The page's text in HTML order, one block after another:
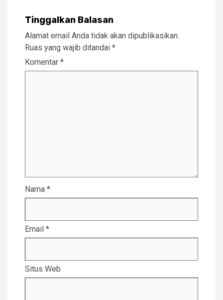
Tinggalkan Balasan
Alamat email Anda tidak akan dipublikasikan.
Ruas yang wajib ditandai *
Komentar *
Nama *
Email *
Situs Web